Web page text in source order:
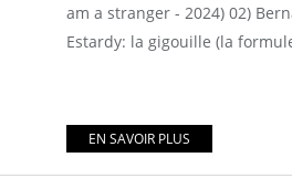
am a stranger - 2024) 02)
Estardy: la gigouille (la
EN SAVOIR PLUS